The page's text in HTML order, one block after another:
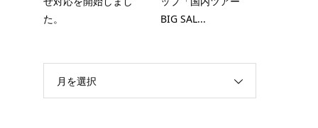
た。
BIG SAL...
月を選択